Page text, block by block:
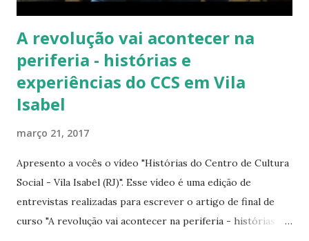
A revolução vai acontecer na
periferia - histórias e
experiências do CCS em Vila
Isabel
março 21, 2017
Apresento a vocês o vídeo "Histórias do Centro de Cultura
Social - Vila Isabel (RJ)". Esse vídeo é uma edição de
entrevistas realizadas para escrever o artigo de final de
curso "A revolução vai acontecer na periferia - histórias e